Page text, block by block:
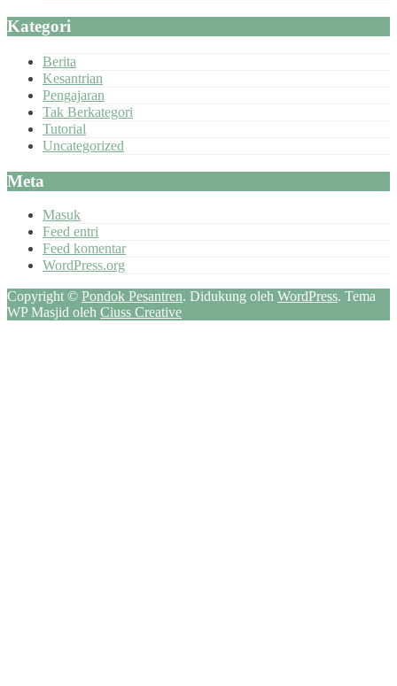
Kategori
Berita
Kesantrian
Pengajaran
Tak Berkategori
Tutorial
Uncategorized
Meta
Masuk
Feed entri
Feed komentar
WordPress.org
Copyright © Pondok Pesantren. Didukung oleh WordPress. Tema
WP Masjid oleh Ciuss Creative